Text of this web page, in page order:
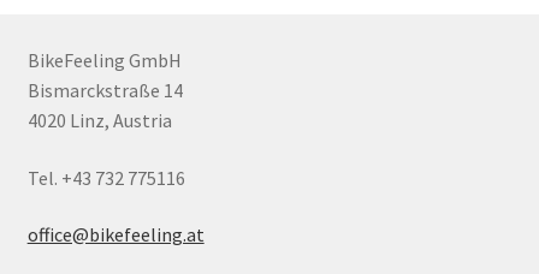
BikeFeeling GmbH
Bismarckstraße 14
4020 Linz, Austria
Tel. +43 732 775116
office@bikefeeling.at